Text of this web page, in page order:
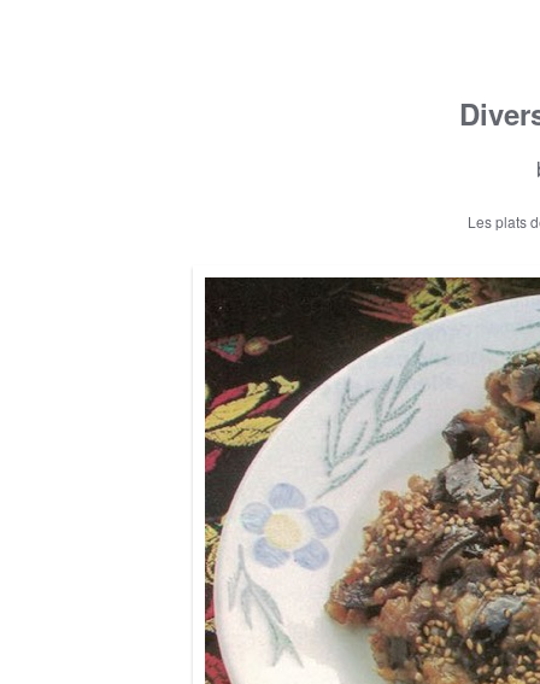
Les plats